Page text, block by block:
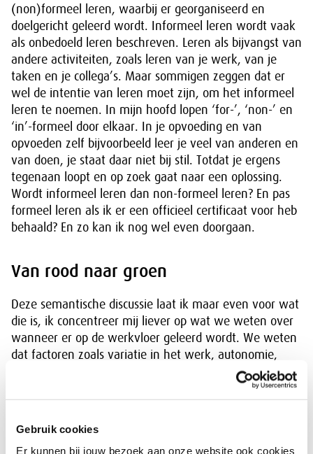
Gebruik cookies
Er kunnen bij jouw bezoek aan onze website ook cookies
(non)formeel leren, waarbij er georganiseerd en
doelgericht geleerd wordt. Informeel leren wordt vaak
als onbedoeld leren beschreven. Leren als bijvangst van
andere activiteiten, zoals leren van je werk, van je
taken en je collega’s. Maar sommigen zeggen dat er
wel de intentie van leren moet zijn, om het informeel
leren te noemen. In mijn hoofd lopen ‘for-’, ‘non-’ en
‘in’-formeel door elkaar. In je opvoeding en van
opvoeden zelf bijvoorbeeld leer je veel van anderen en
van doen, je staat daar niet bij stil. Totdat je ergens
tegenaan loopt en op zoek gaat naar een oplossing.
Wordt informeel leren dan non-formeel leren? En pas
formeel leren als ik er een officieel certificaat voor heb
behaald? En zo kan ik nog wel even doorgaan.
Van rood naar groen
Deze semantische discussie laat ik maar even voor wat
die is, ik concentreer mij liever op wat we weten over
wanneer er op de werkvloer geleerd wordt. We weten
dat factoren zoals variatie in het werk, autonomie,
leidinggevenden belangrijk zijn voor werkenden om te
te maken stimuleert werknemers om buiten hun